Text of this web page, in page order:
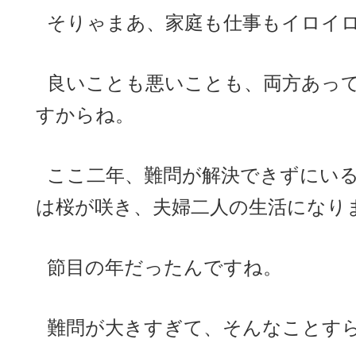
そりゃまあ、家庭も仕事もイロイ
良いことも悪いことも、両方あっ
すからね。
ここ二年、難問が解決できずにい
は桜が咲き、夫婦二人の生活になり
節目の年だったんですね。
難問が大きすぎて、そんなことす